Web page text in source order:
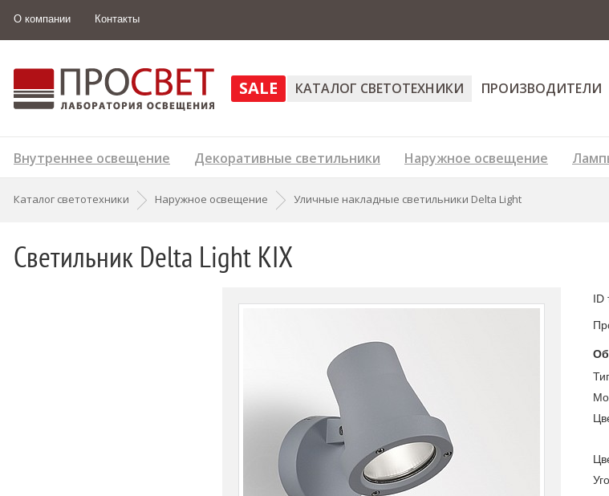
О компании Контакты
SALE КАТАЛОГ СВЕТОТЕХНИКИ ПРОИЗВОДИТЕЛИ
Внутреннее освещение Декоративные светильники Наружное освещение
Каталог светотехники Наружное освещение Уличные накладные светильники Delta Light
Светильник Delta Light KIX
ID